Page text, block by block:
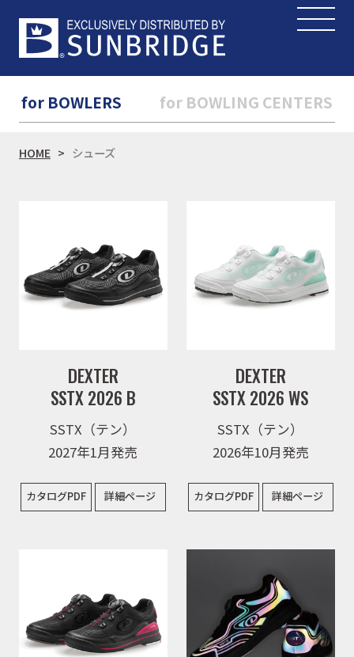
for BOWLERS for BOWLING CENTERS
HOME シューズ
DEXTER
SSTX 2026 B
SSTX（テン）
2027年1月発売
カタログPDF 詳細ページ
DEXTER
SSTX 2026 WS
SSTX（テン）
2026年10月発売
カタログPDF 詳細ページ